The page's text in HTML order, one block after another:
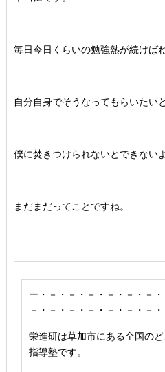
毎日今日くらいの勉強熱が続けばね
自分自身でそうなってもらいたい
僕に焚きつけられないとできない
まだまだってことですね。
ー・－・－・－・－・－・－
－・－・－・－・－・－・－
栄進研は草加市にある全国の
指導塾です。